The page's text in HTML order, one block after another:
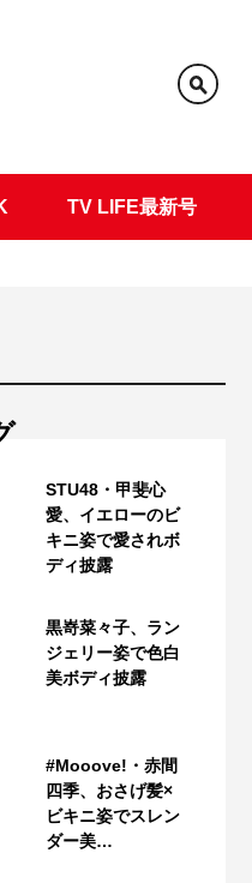
TV LIFE最新号
STU48・甲斐心
愛、イエローのビ
キニ姿で愛されボ
ディ披露
黒嵜菜々子、ラン
ジェリー姿で色白
美ボディ披露
#Mooove!・赤間
四季、おさげ髪×
ビキニ姿でスレン
ダー美…